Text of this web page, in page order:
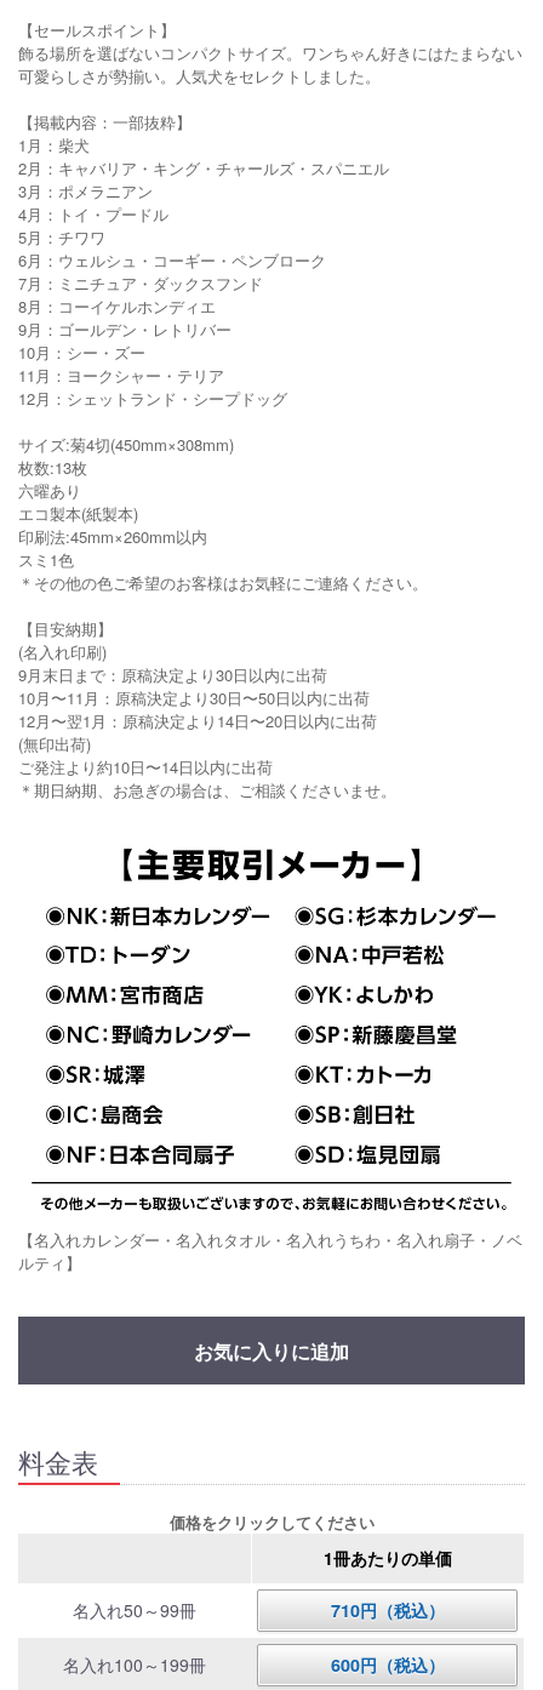
【セールスポイント】
飾る場所を選ばないコンパクトサイズ。ワンちゃん好きにはたまらない
可愛らしさが勢揃い。人気犬をセレクトしました。
【掲載内容：一部抜粋】
1月：柴犬
2月：キャバリア・キング・チャールズ・スパニエル
3月：ポメラニアン
4月：トイ・プードル
5月：チワワ
6月：ウェルシュ・コーギー・ペンブローク
7月：ミニチュア・ダックスフンド
8月：コーイケルホンディエ
9月：ゴールデン・レトリバー
10月：シー・ズー
11月：ヨークシャー・テリア
12月：シェットランド・シープドッグ
サイズ:菊4切(450mm×308mm)
枚数:13枚
六曜あり
エコ製本(紙製本)
印刷法:45mm×260mm以内
スミ1色
＊その他の色ご希望のお客様はお気軽にご連絡ください。
【目安納期】
(名入れ印刷)
9月末日まで：原稿決定より30日以内に出荷
10月〜11月：原稿決定より30日〜50日以内に出荷
12月〜翌1月：原稿決定より14日〜20日以内に出荷
(無印出荷)
ご発注より約10日〜14日以内に出荷
＊期日納期、お急ぎの場合は、ご相談くださいませ。
【名入れカレンダー・名入れタオル・名入れうちわ・名入れ扇子・ノベ
ルティ】
お気に入りに追加
料金表
価格をクリックしてください
1冊あたりの単価
名入れ50～99冊 710円（税込）
名入れ100～199冊 600円（税込）